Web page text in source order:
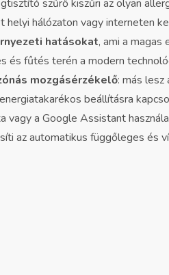
szűrő kiszűri az olyan
helyi hálózaton vagy interneten
hatásokat, ami a
és fűtés terén a modern
mozgásérzékelő: más
beállításra
a Google Assistant
az automatikus függőleges és